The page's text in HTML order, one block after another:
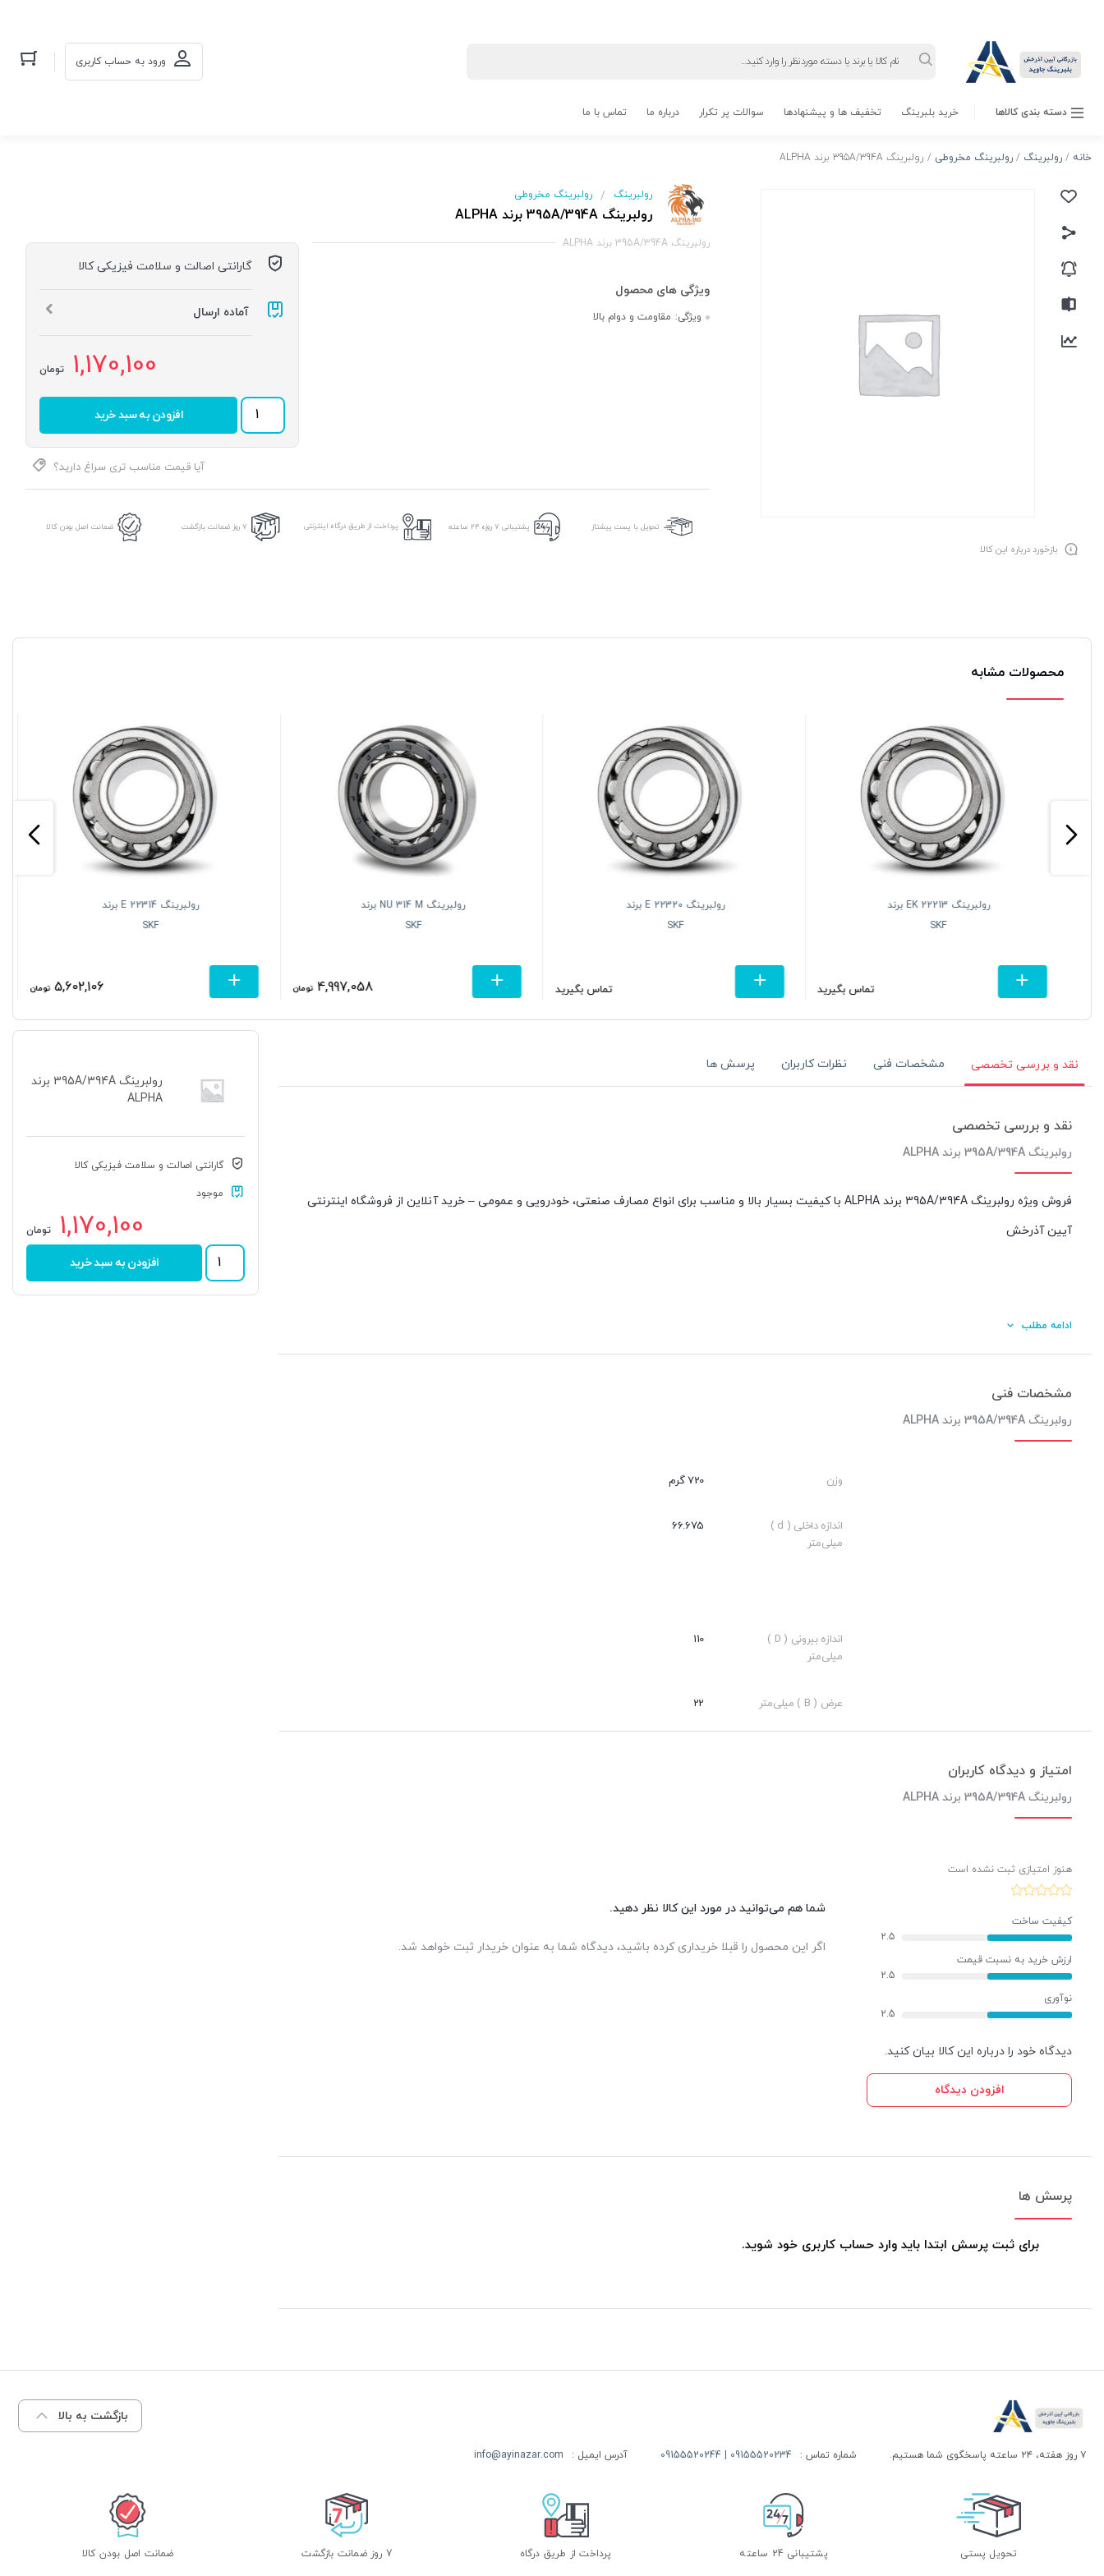
search ورود به حساب کاربری
دسته بندی کالاها خرید بلبرینگ تخفیف ها و پیشنهادها سوالات پر تکرار درباره ما تماس با ما
خانه / رولبرینگ / رولبرینگ مخروطی / رولبرینگ 395A/394A برند ALPHA
رولبرینگ / رولبرینگ مخروطی
رولبرینگ 395A/394A برند ALPHA
رولبرینگ 395A/394A برند ALPHA
ویژگی: مقاومت و دوام بالا
گارانتی اصالت و سلامت فیزیکی کالا
آماده ارسال
1,170,100 تومان
رولبرینگ
395A/394A
برند
ALPHA
افزودن به سبد خرید
آیا قیمت مناسب تری سراغ دارید؟
تحویل با پست پیشتاز پشتیبانی ۷ روزه ۲۴ ساعته پرداخت از طریق درگاه اینترنتی 7 روز ضمانت بازگشت ضمانت اصل بودن کالا
بازخورد درباره این کالا
محصولات مشابه
رولبرینگ 22213 EK برند
SKF
تماس بگیرید
رولبرینگ 22320 E برند
SKF
تماس بگیرید
رولبرینگ NU 314 M برند
SKF
4,997,058 تومان
رولبرینگ 22314 E برند
SKF
5,602,106 تومان
رولبرینگ 395A/394A برند
ALPHA
گارانتی اصالت و سلامت فیزیکی کالا
موجود
1,170,100 تومان
رولبرینگ
395A/394A
برند
افزودن به سبد خرید
نقد و بررسی تخصصی مشخصات فنی نظرات کاربران پرسش ها
نقد و بررسی تخصصی
رولبرینگ 395A/394A برند ALPHA
فروش ویژه رولبرینگ 395A/394A برند ALPHA با کیفیت بسیار بالا و مناسب برای انواع مصارف صنعتی، خودرویی و عمومی – خرید آنلاین از فروشگاه اینترنتی
آیین آذرخش
ادامه مطلب
مشخصات فنی
رولبرینگ 395A/394A برند ALPHA
وزن 720 گرم
اندازه داخلی ( d )
میلی‌متر
66.675
اندازه بیرونی ( D )
میلی‌متر
110
عرض ( B ) میلی‌متر 22
امتیاز و دیدگاه کاربران
رولبرینگ 395A/394A برند ALPHA
هنوز امتیازی ثبت نشده است
کیفیت ساخت
2.5
ارزش خرید به نسبت قیمت
2.5
نوآوری
2.5
دیدگاه خود را درباره این کالا بیان کنید.
افزودن دیدگاه
شما هم می‌توانید در مورد این کالا نظر دهید.
اگر این محصول را قبلا خریداری کرده باشید، دیدگاه شما به عنوان خریدار ثبت خواهد شد.
پرسش ها
برای ثبت پرسش ابتدا باید وارد حساب کاربری خود شوید.
بازگشت به بالا
۷ روز هفته، ۲۴ ساعته پاسخگوی شما هستیم. شماره تماس : 09155520234 | 09155520244 آدرس ایمیل : info@ayinazar.com
تحویل پستی پشتیبانی 24 ساعته پرداخت از طریق درگاه 7 روز ضمانت بازگشت ضمانت اصل بودن کالا